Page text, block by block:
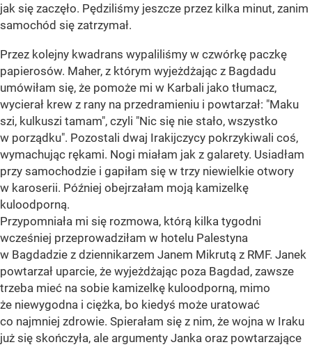
jak się zaczęło. Pędziliśmy jeszcze przez kilka minut, zanim
samochód się zatrzymał.
Przez kolejny kwadrans wypaliliśmy w czwórkę paczkę
papierosów. Maher, z którym wyjeżdżając z Bagdadu
umówiłam się, że pomoże mi w Karbali jako tłumacz,
wycierał krew z rany na przedramieniu i powtarzał: "Maku
szi, kulkuszi tamam", czyli "Nic się nie stało, wszystko
w porządku". Pozostali dwaj Irakijczycy pokrzykiwali coś,
wymachując rękami. Nogi miałam jak z galarety. Usiadłam
przy samochodzie i gapiłam się w trzy niewielkie otwory
w karoserii. Później obejrzałam moją kamizelkę
kuloodporną.
Przypomniała mi się rozmowa, którą kilka tygodni
wcześniej przeprowadziłam w hotelu Palestyna
w Bagdadzie z dziennikarzem Janem Mikrutą z RMF. Janek
powtarzał uparcie, że wyjeżdżając poza Bagdad, zawsze
trzeba mieć na sobie kamizelkę kuloodporną, mimo
że niewygodna i ciężka, bo kiedyś może uratować
co najmniej zdrowie. Spierałam się z nim, że wojna w Iraku
już się skończyła, ale argumenty Janka oraz powtarzające